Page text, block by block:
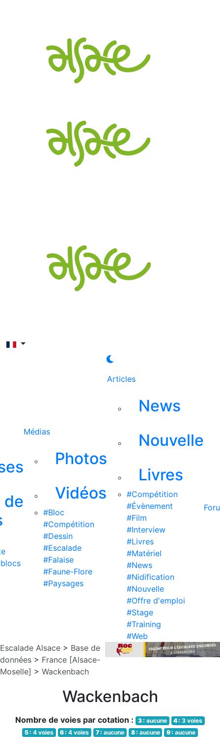
de
Médias
Photos
Vidéos
#Bloc
#Compétition
#Dessin
#Escalade
#Falaise
#Faune-Flore
#Paysages
Articles
News
Nouvelle
Livres
#Compétition
#Évènement
#Film
#Interview
#Livres
#Matériel
#News
#Nidification
#Nouvelle
#Offre d'emploi
#Stage
#Training
#Web
Escalade Alsace > Base de
données > France [Alsace-
Moselle] > Wackenbach
Wackenbach
Nombre de voies par cotation : 3 : aucune 4 : 3 voies
5 : 4 voies 6 : 4 voies 7 : aucune 8 : aucune 9 : aucune